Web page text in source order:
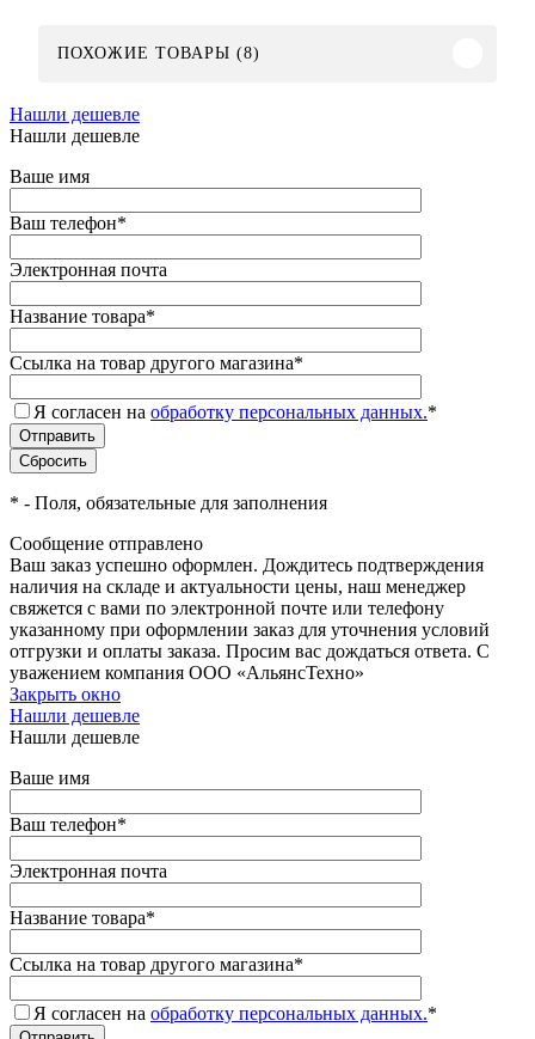
ПОХОЖИЕ ТОВАРЫ (8)
Нашли дешевле
Нашли дешевле
Ваше имя
Ваш телефон*
Электронная почта
Название товара*
Ссылка на товар другого магазина*
Я согласен на обработку персональных данных.*
* - Поля, обязательные для заполнения
Сообщение отправлено
Ваш заказ успешно оформлен. Дождитесь подтверждения
наличия на складе и актуальности цены, наш менеджер
свяжется с вами по электронной почте или телефону
указанному при оформлении заказ для уточнения условий
отгрузки и оплаты заказа. Просим вас дождаться ответа. С
уважением компания ООО «АльянсТехно»
Закрыть окно
Нашли дешевле
Нашли дешевле
Ваше имя
Ваш телефон*
Электронная почта
Название товара*
Ссылка на товар другого магазина*
Я согласен на обработку персональных данных.*